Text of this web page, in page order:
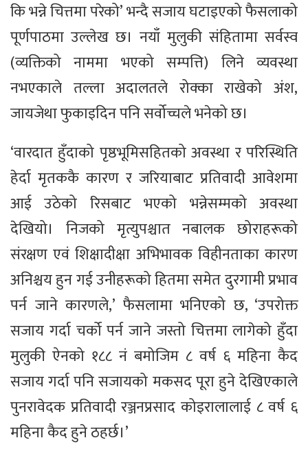
कि भन्ने चित्तमा परेको’ भन्दै सजाय घटाइएको फैसलाको
पूर्णपाठमा उल्लेख छ। नयाँ मुलुकी संहितामा सर्वस्व
(व्यक्तिको नाममा भएको सम्पत्ति) लिने व्यवस्था
नभएकाले तल्ला अदालतले रोक्का राखेको अंश,
जायजेथा फुकाइदिन पनि सर्वोच्चले भनेको छ।
‘वारदात हुँदाको पृष्ठभूमिसहितको अवस्था र परिस्थिति
हेर्दा मृतककै कारण र जरियाबाट प्रतिवादी आवेशमा
आई उठेको रिसबाट भएको भन्नेसम्मको अवस्था
देखियो। निजको मृत्युपश्चात नबालक छोराहरूको
संरक्षण एवं शिक्षादीक्षा अभिभावक विहीनताका कारण
अनिश्चय हुन गई उनीहरूको हितमा समेत दुरगामी प्रभाव
पर्न जाने कारणले,’ फैसलामा भनिएको छ, ‘उपरोक्त
सजाय गर्दा चर्को पर्न जाने जस्तो चित्तमा लागेको हुँदा
मुलुकी ऐनको १८८ नं बमोजिम ८ वर्ष ६ महिना कैद
सजाय गर्दा पनि सजायको मकसद पूरा हुने देखिएकाले
पुनरावेदक प्रतिवादी रञ्जनप्रसाद कोइरालालाई ८ वर्ष ६
महिना कैद हुने ठहर्छ।’